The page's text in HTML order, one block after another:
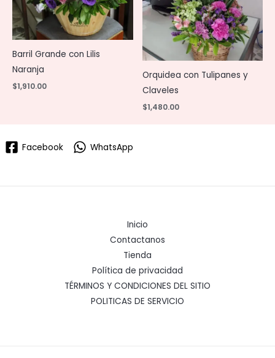
Barril Grande con Lilis
Naranja
$1,910.00
Orquidea con Tulipanes y
Claveles
$1,480.00
Facebook WhatsApp
Inicio
Contactanos
Tienda
Política de privacidad
TÉRMINOS Y CONDICIONES DEL SITIO
POLITICAS DE SERVICIO